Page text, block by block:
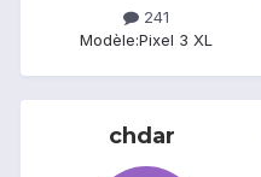
241
Modèle:Pixel 3 XL
chdar